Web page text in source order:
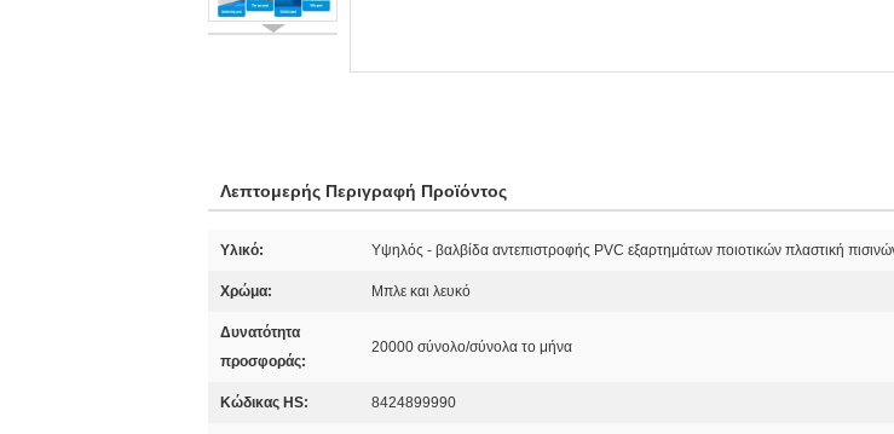
Λεπτομερής Περιγραφή Προϊόντος
Υλικό: Υψηλός - βαλβίδα αντεπιστροφής PVC εξαρτημάτων ποιοτικών πλαστική
Χρώμα: Μπλε και λευκό
Δυνατότητα
προσφοράς:
20000 σύνολο/σύνολα το μήνα
Κώδικας HS: 8424899990